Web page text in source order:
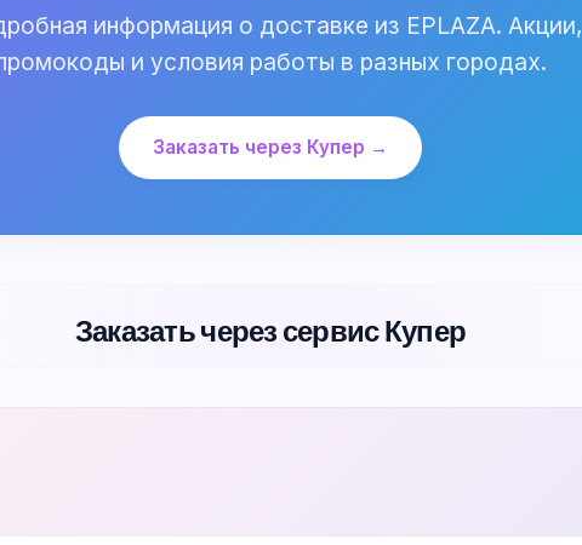
информация о доставке из EPLAZA. Акции,
и условия работы в разных городах.
Заказать через Купер →
Заказать через сервис Купер